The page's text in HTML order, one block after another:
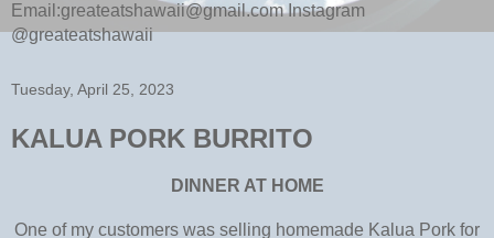
Email:greateatshawaii@gmail.com Instagram
@greateatshawaii
Tuesday, April 25, 2023
KALUA PORK BURRITO
DINNER AT HOME
One of my customers was selling homemade Kalua Pork for